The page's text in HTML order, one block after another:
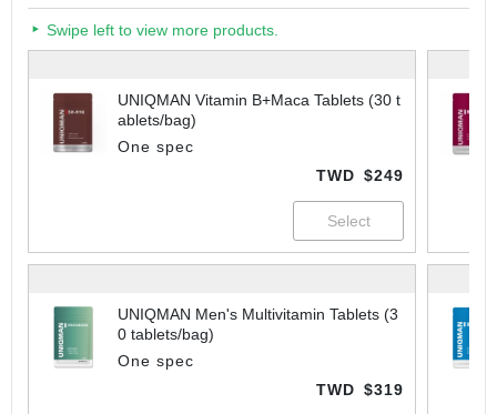
Swipe left to view more products.
UNIQMAN Vitamin B+Maca Tablets (30 t
ablets/bag)
One spec
TWD $249
UNIQMAN Men's Multivitamin Tablets (3
0 tablets/bag)
One spec
TWD $319